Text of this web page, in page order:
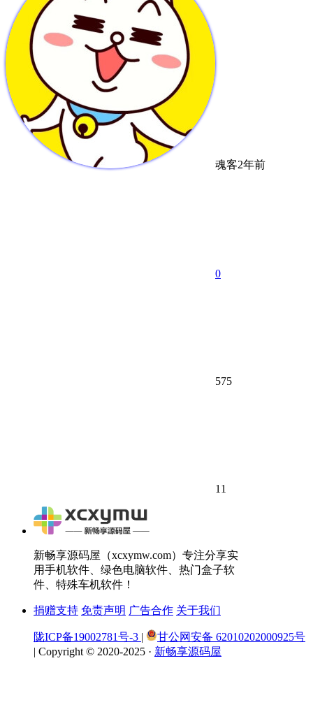
魂客2年前
0
575
11
新畅享源码屋（xcxymw.com）专注分享实
用手机软件、绿色电脑软件、热门盒子软
件、特殊车机软件！
捐赠支持 免责声明 广告合作 关于我们
陇ICP备19002781号-3 |
甘公网安备 62010202000925号
| Copyright © 2020-2025 · 新畅享源码屋